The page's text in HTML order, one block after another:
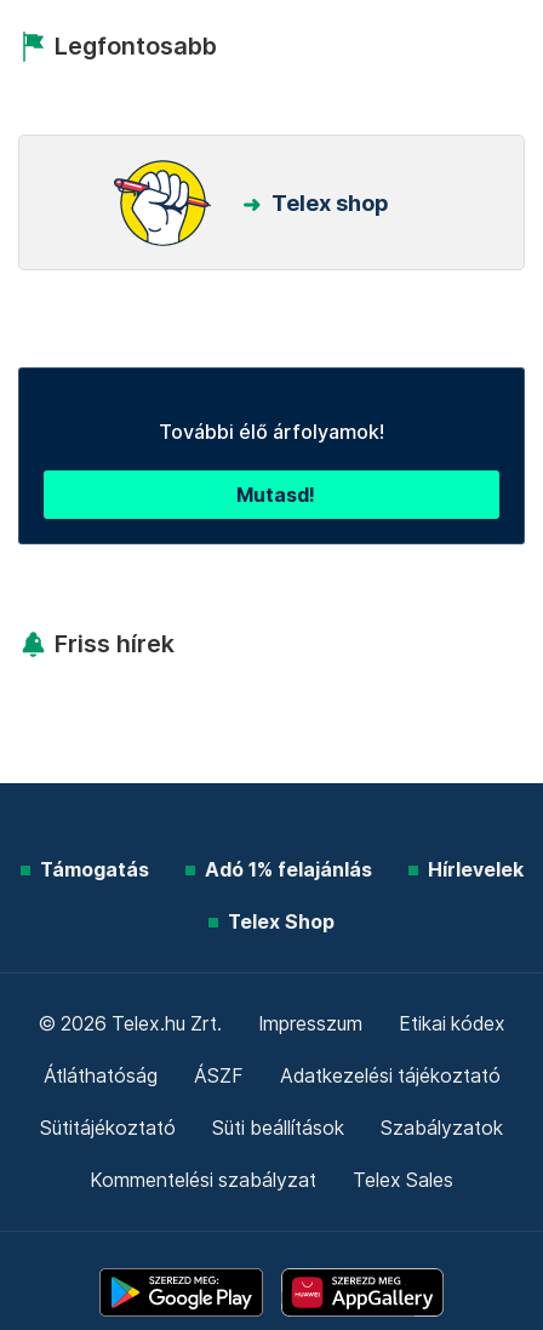
Legfontosabb
Telex shop
További élő árfolyamok!
Mutasd!
Friss hírek
Támogatás Adó 1% felajánlás Hírlevelek
Telex Shop
© 2026 Telex.hu Zrt. Impresszum Etikai kódex
Átláthatóság ÁSZF Adatkezelési tájékoztató
Sütitájékoztató Süti beállítások Szabályzatok
Kommentelési szabályzat Telex Sales